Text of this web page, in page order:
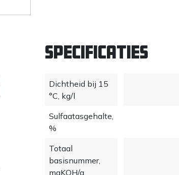
Specificaties
Dichtheid bij 15
°C, kg/l
Sulfaatasgehalte,
%
Totaal
basisnummer,
mgKOH/g